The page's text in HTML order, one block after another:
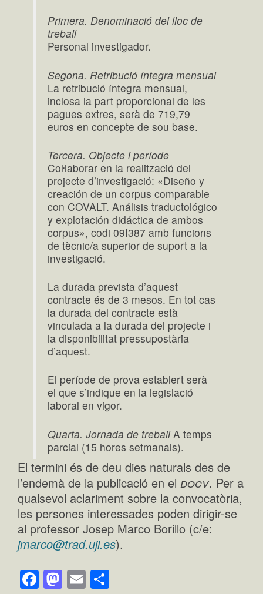
Primera. Denominació del lloc de
treball
Personal investigador.
Segona. Retribució íntegra mensual
La retribució íntegra mensual,
inclosa la part proporcional de les
pagues extres, serà de 719,79
euros en concepte de sou base.
Tercera. Objecte i període
Coŀlaborar en la realització del
projecte d’investigació: «Diseño y
creación de un corpus comparable
con COVALT. Análisis traductológico
y explotación didáctica de ambos
corpus», codi 09I387 amb funcions
de tècnic/a superior de suport a la
investigació.
La durada prevista d’aquest
contracte és de 3 mesos. En tot cas
la durada del contracte està
vinculada a la durada del projecte i
la disponibilitat pressupostària
d’aquest.
El període de prova establert serà
el que s’indique en la legislació
laboral en vigor.
Quarta. Jornada de treballA temps
parcial (15 hores setmanals).
El termini és de deu dies naturals des de
l’endemà de la publicació en el docv. Per a
qualsevol aclariment sobre la convocatòria,
les persones interessades poden dirigir-se
al professor Josep Marco Borillo (c/e:
jmarco@trad.uji.es).
Facebook
Mastodon
Email